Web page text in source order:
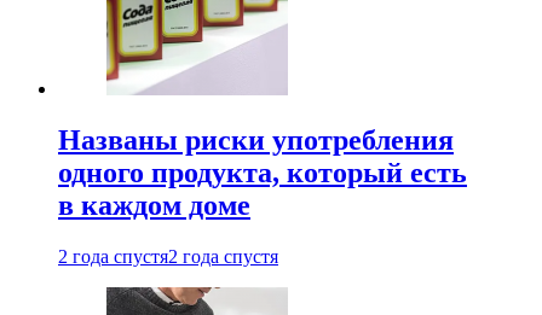
Названы риски употребления
одного продукта, который есть
в каждом доме
2 года спустя2 года спустя